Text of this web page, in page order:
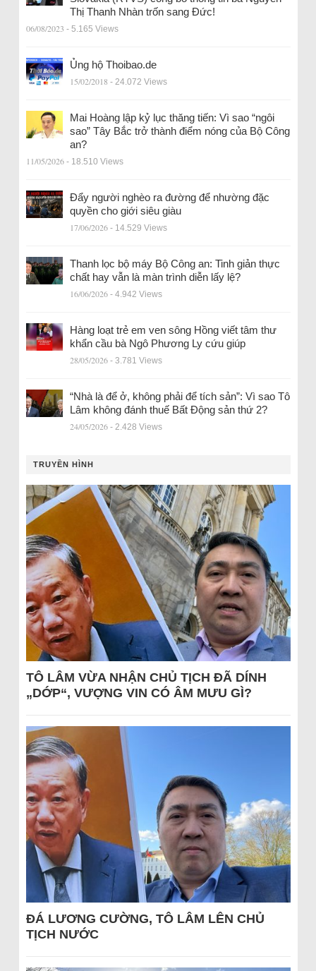
Thị Thanh Nhàn trốn sang Đức!
06/08/2023 - 5.165 Views
Ủng hộ Thoibao.de
15/02/2018 - 24.072 Views
Mai Hoàng lập kỷ lục thăng tiến: Vì sao “ngôi
sao” Tây Bắc trở thành điểm nóng của Bộ Công
an?
11/05/2026 - 18.510 Views
Đẩy người nghèo ra đường để nhường đặc
quyền cho giới siêu giàu
17/06/2026 - 14.529 Views
Thanh lọc bộ máy Bộ Công an: Tinh giản thực
chất hay vẫn là màn trình diễn lấy lệ?
16/06/2026 - 4.942 Views
Hàng loạt trẻ em ven sông Hồng viết tâm thư
khẩn cầu bà Ngô Phương Ly cứu giúp
28/05/2026 - 3.781 Views
“Nhà là để ở, không phải để tích sản”: Vì sao Tô
Lâm không đánh thuế Bất Động sản thứ 2?
24/05/2026 - 2.428 Views
TRUYỀN HÌNH
TÔ LÂM VỪA NHẬN CHỦ TỊCH ĐÃ DÍNH
„DỚP“, VƯỢNG VIN CÓ ÂM MƯU GÌ?
ĐÁ LƯƠNG CƯỜNG, TÔ LÂM LÊN CHỦ
TỊCH NƯỚC